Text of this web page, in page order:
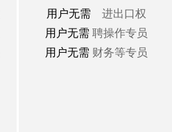
用户无需 进出口权
用户无需 聘操作专员
用户无需 财务等专员